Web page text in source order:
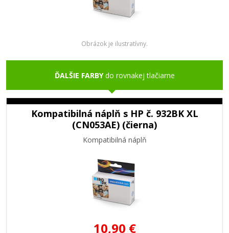
Obrázok je ilustratívny.
ĎALŠIE FARBYdo rovnakej tlačiarne
Kompatibilná náplň s HP č. 932BK XL
(CN053AE) (čierna)
Kompatibilná náplň
10,90 €